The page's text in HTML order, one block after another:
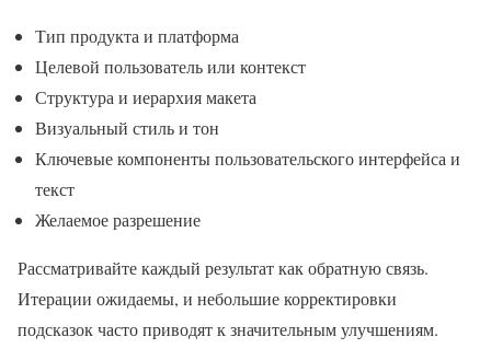
Тип продукта и платформа
Целевой пользователь или контекст
Структура и иерархия макета
Визуальный стиль и тон
Ключевые компоненты пользовательского интерфейса и
текст
Желаемое разрешение
Рассматривайте каждый результат как обратную связь.
Итерации ожидаемы, и небольшие корректировки
подсказок часто приводят к значительным улучшениям.